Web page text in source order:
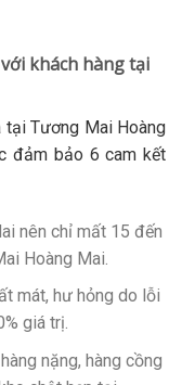
khách hàng tại
tại Tương Mai Hoàng
đảm bảo 6 cam kết
nên chỉ mất 15 đến
Hoàng Mai.
mát, hư hỏng do lỗi
giá trị.
nặng, hàng cồng